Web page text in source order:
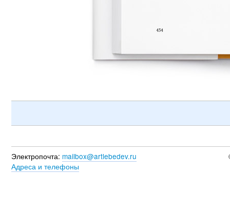
Электропочта: mailbox@artlebedev.ru
Адреса и телефоны